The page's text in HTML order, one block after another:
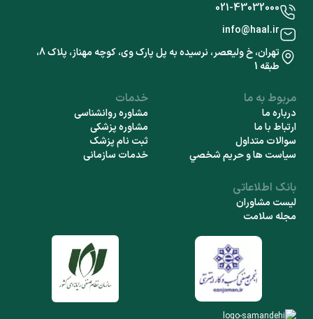
مربوط به ما
درباره ما
ارتباط با ما
سوالات متداول
سياست ها و حريم شخصي
خدمات
مشاوره روانشناسی
مشاوره پزشکی
ثبت نام پزشک
خدمات سازمانی
بانک اطلاعاتی
لیست مشاوران
مجله سلامت
021-43032000
info@haal.ir
تهران، خ ولیعصر، نرسیده به پل پارک وی، کوچه مهناز، پلاک 8،
طبقه 1